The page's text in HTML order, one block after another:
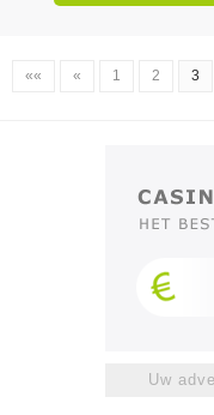
«« « 1 2 3
Uw